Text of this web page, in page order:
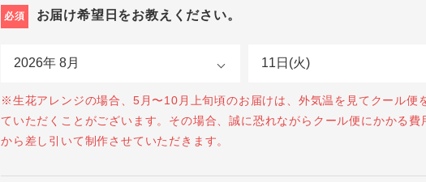
必須 お届け希望日をお教えください。
※生花アレンジの場合、5月〜10月上旬頃のお届けは、外気温を見てクール便
ていただくことがございます。その場合、誠に恐れながらクール便にかかる費
から差し引いて制作させていただきます。